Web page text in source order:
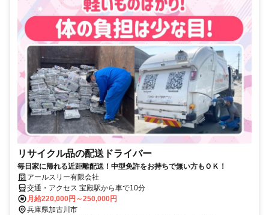
リサイクル品の配送ドライバー
毎日家に帰れる近距離配送！中型免許をお持ちで無い方もＯＫ！
アールスリー有限会社
交通・アクセス 宝殿駅から車で10分
月給220,000円～250,000円
兵庫県加古川市